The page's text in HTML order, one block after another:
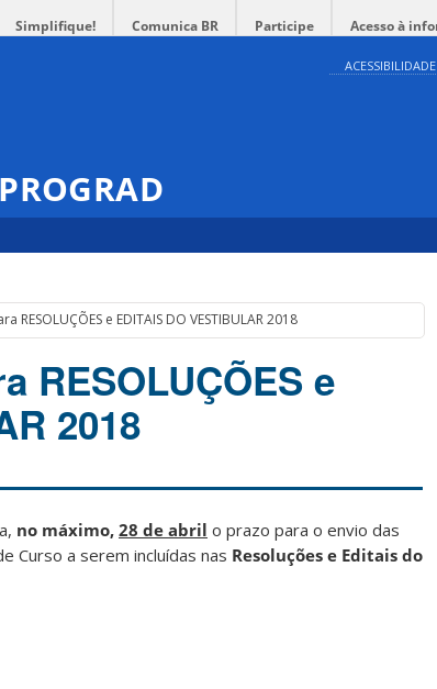
Simplifique! Comunica BR Participe Acesso à
ACESSIBILIDADE
RESOLUÇÕES e EDITAIS DO VESTIBULAR 2018
RESOLUÇÕES e
2018
no máximo, 28 de abril o prazo para o envio das
Curso a serem incluídas nas Resoluções e Editais do